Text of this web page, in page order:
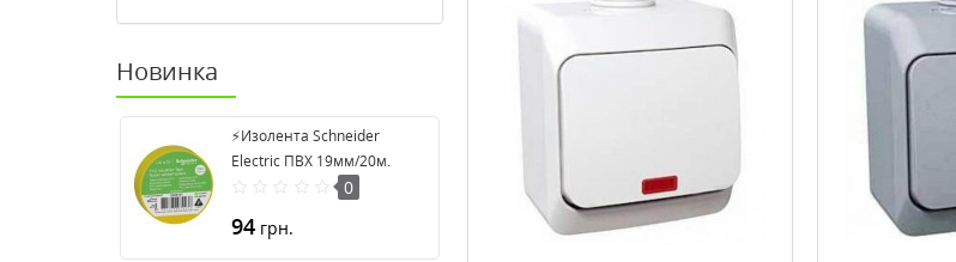
Новинка
⚡Изолента Schneider
Electric ПВХ 19мм/20м.
Цвет "Желтый" (2420101)
0
94 грн.